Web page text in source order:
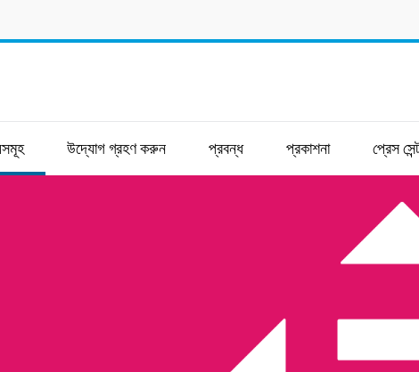
উদ্যোগ গ্রহণ করুন প্রবন্ধ প্রকাশনা প্রেস